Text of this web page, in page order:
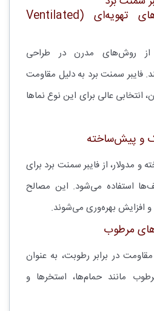
۱. استفاده در نماهای تهویه‌ای (Ventilated
از روش‌های مدرن در طراحی
فایبر سمنت برد به دلیل مقاومت
انتخابی عالی برای این نوع نماها
مدولار، از فایبر سمنت برد برای
استفاده می‌شود. این مصالح
بهره‌وری می‌شوند.
در برابر رطوبت، به عنوان
مانند حمام‌ها، استخرها و